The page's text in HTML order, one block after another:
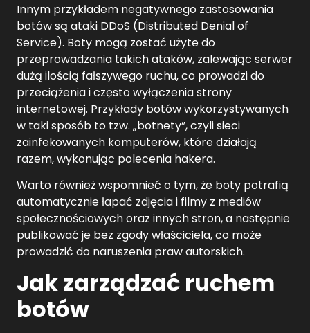
Innym przykładem negatywnego zastosowania
botów są ataki DDoS (Distributed Denial of
Service). Boty mogą zostać użyte do
przeprowadzania takich ataków, zalewając serwer
dużą ilością fałszywego ruchu, co prowadzi do
przeciążenia i często wyłączenia strony
internetowej. Przykłady botów wykorzystywanych
w taki sposób to tzw. „botnety”, czyli sieci
zainfekowanych komputerów, które działają
razem, wykonując polecenia hakera.
Warto również wspomnieć o tym, że boty potrafią
automatycznie łapać zdjęcia i filmy z mediów
społecznościowych oraz innych stron, a następnie
publikować je bez zgody właściciela, co może
prowadzić do naruszenia praw autorskich.
Jak zarządzać ruchem
botów